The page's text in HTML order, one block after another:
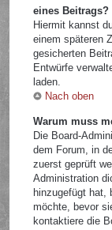
eines Beitrags?
Hiermit kannst
einem späteren
gesicherten
Entwürfe
laden.
Nach oben
Warum muss
Die Board-
dem Forum, in
zuerst geprüft
Administration
hinzugefügt hat,
möchte, bevor
kontaktiere die